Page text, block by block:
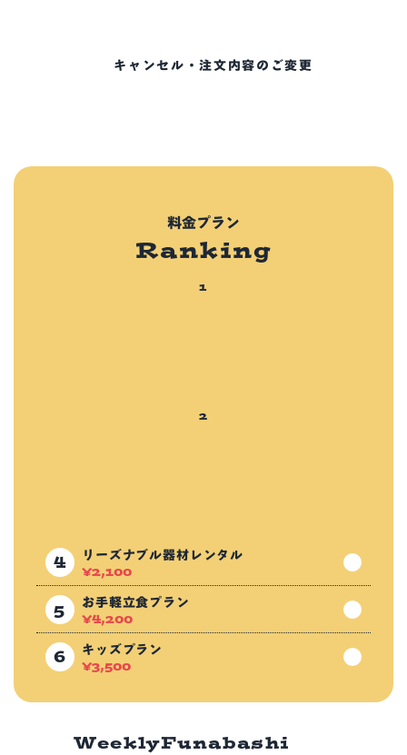
キャンセル・注文内容のご変更
料金プラン
Ranking
リーズナブル器材レンタル
¥2,100
お手軽立食プラン
¥4,200
キッズプラン
¥3,500
WeeklyFunabashi